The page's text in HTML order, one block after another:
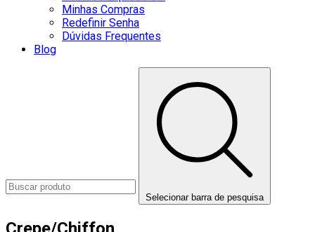
Minhas Compras
Redefinir Senha
Dúvidas Frequentes
Blog
Selecionar barra de pesquisa